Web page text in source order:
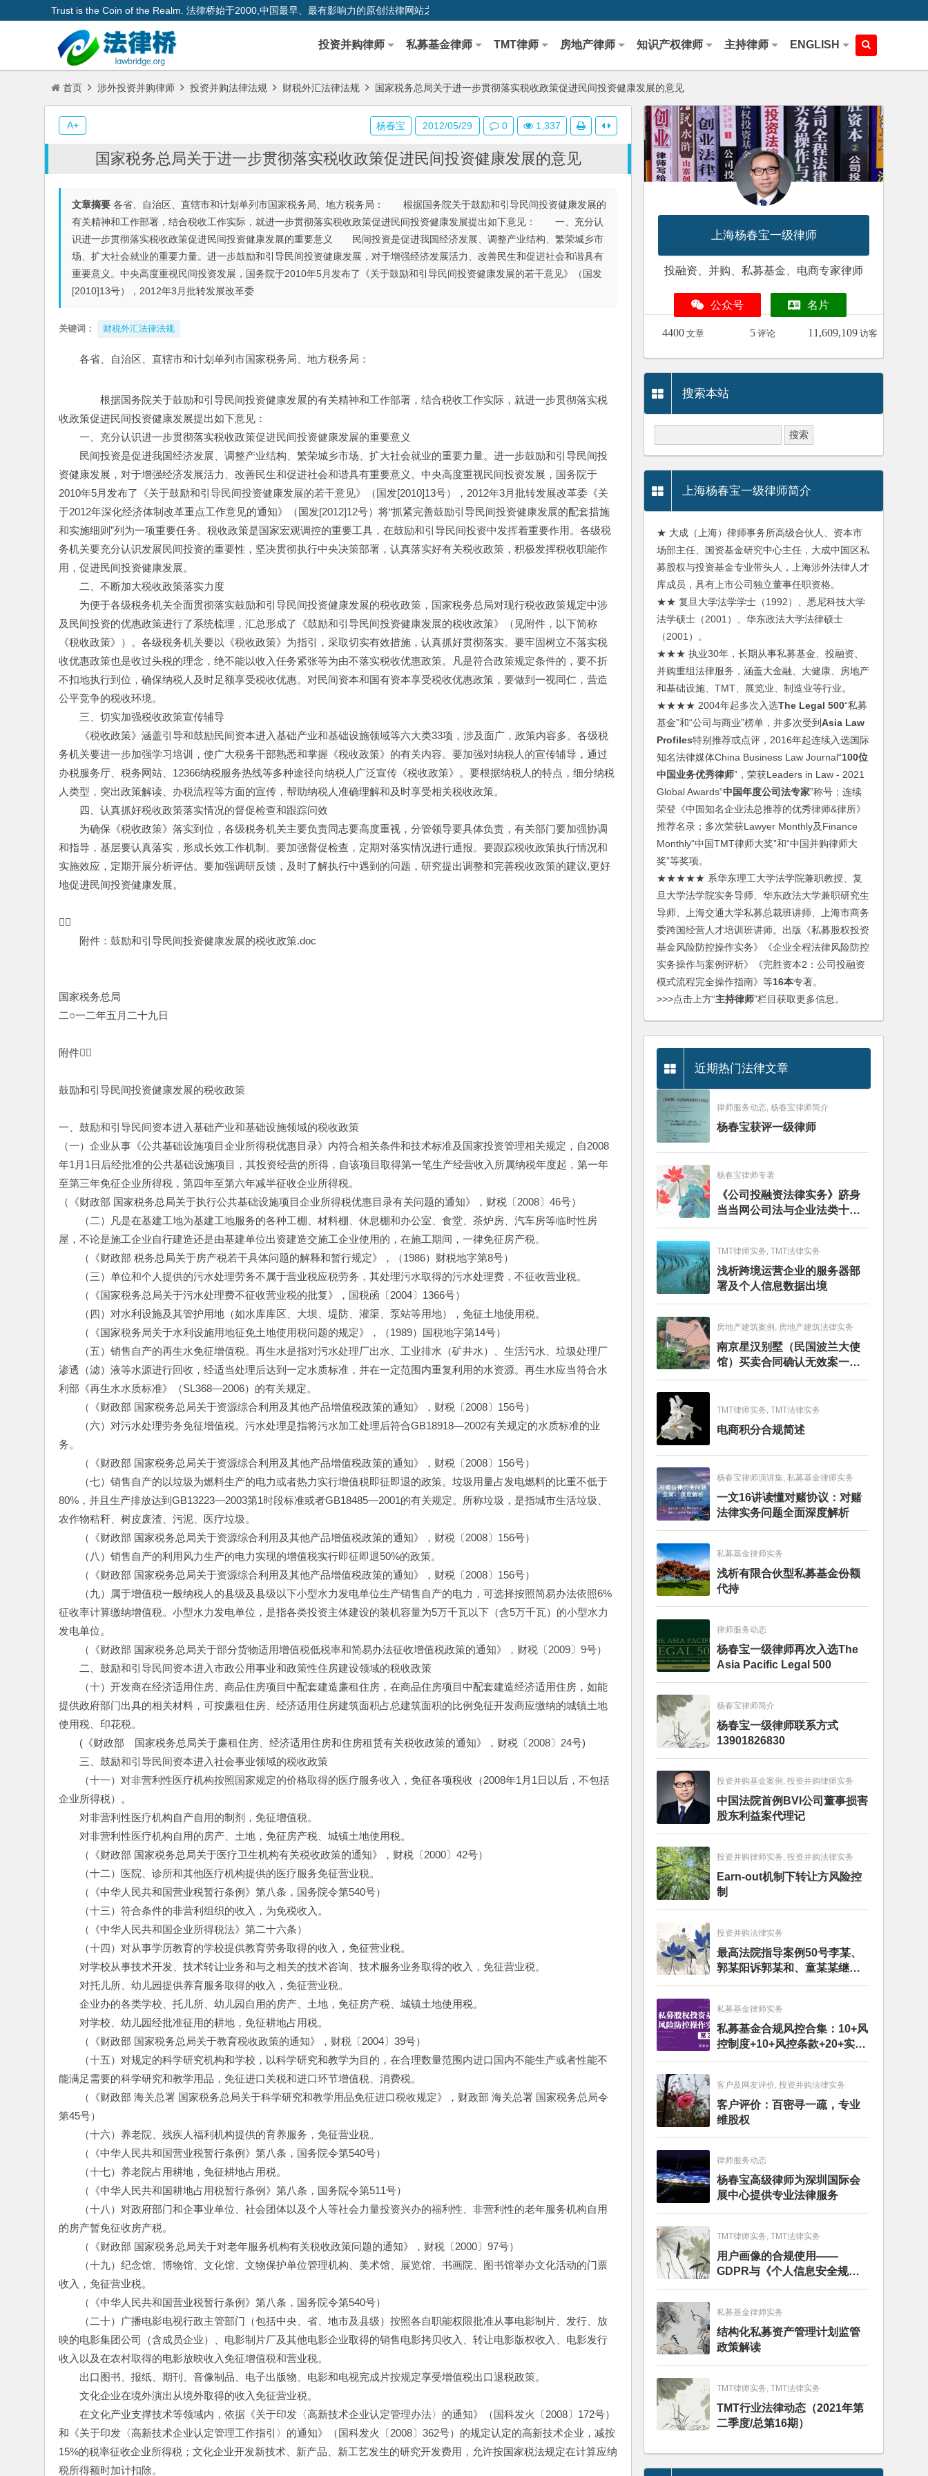
Trust is the Coin of the Realm. 法律桥始于2000,中国最早、最有影响力的原创法律网站之一
投资并购律师 私募基金律师 TMT律师 房地产律师 知识产权律师 主持律师 ENGLISH
首页 涉外投资并购律师 投资并购法律法规 财税外汇法律法规 国家税务总局关于进一步贯彻落实税收政策促进民间投资健康发展的意见
国家税务总局关于进一步贯彻落实税收政策促进民间投资健康发展的意见
文章摘要 各省、自治区、直辖市和计划单列市国家税务局、地方税务局： 根据国务院关于鼓励和引导民间投资健康发展的
有关精神和工作部署，结合税收工作实际，就进一步贯彻落实税收政策促进民间投资健康发展提出如下意见： 一、充分认
识进一步贯彻落实税收政策促进民间投资健康发展的重要意义 民间投资是促进我国经济发展、调整产业结构、繁荣城乡市
场、扩大社会就业的重要力量。进一步鼓励和引导民间投资健康发展，对于增强经济发展活力、改善民生和促进社会和谐具有
重要意义。中央高度重视民间投资发展，国务院于2010年5月发布了《关于鼓励和引导民间投资健康发展的若干意见》（国发
[2010]13号），2012年3月批转发展改革委
关键词： 财税外汇法律法规
各省、自治区、直辖市和计划单列市国家税务局、地方税务局：
根据国务院关于鼓励和引导民间投资健康发展的有关精神和工作部署，结合税收工作实际，就进一步贯彻落实税
收政策促进民间投资健康发展提出如下意见：
一、充分认识进一步贯彻落实税收政策促进民间投资健康发展的重要意义
民间投资是促进我国经济发展、调整产业结构、繁荣城乡市场、扩大社会就业的重要力量。进一步鼓励和引导民间投
资健康发展，对于增强经济发展活力、改善民生和促进社会和谐具有重要意义。中央高度重视民间投资发展，国务院于
2010年5月发布了《关于鼓励和引导民间投资健康发展的若干意见》（国发[2010]13号），2012年3月批转发展改革委《关
于2012年深化经济体制改革重点工作意见的通知》（国发[2012]12号）将“抓紧完善鼓励引导民间投资健康发展的配套措施
和实施细则”列为一项重要任务。税收政策是国家宏观调控的重要工具，在鼓励和引导民间投资中发挥着重要作用。各级税
务机关要充分认识发展民间投资的重要性，坚决贯彻执行中央决策部署，认真落实好有关税收政策，积极发挥税收职能作
用，促进民间投资健康发展。
二、不断加大税收政策落实力度
为便于各级税务机关全面贯彻落实鼓励和引导民间投资健康发展的税收政策，国家税务总局对现行税收政策规定中涉
及民间投资的优惠政策进行了系统梳理，汇总形成了《鼓励和引导民间投资健康发展的税收政策》（见附件，以下简称
《税收政策》）。各级税务机关要以《税收政策》为指引，采取切实有效措施，认真抓好贯彻落实。要牢固树立不落实税
收优惠政策也是收过头税的理念，绝不能以收入任务紧张等为由不落实税收优惠政策。凡是符合政策规定条件的，要不折
不扣地执行到位，确保纳税人及时足额享受税收优惠。对民间资本和国有资本享受税收优惠政策，要做到一视同仁，营造
公平竞争的税收环境。
三、切实加强税收政策宣传辅导
《税收政策》涵盖引导和鼓励民间资本进入基础产业和基础设施领域等六大类33项，涉及面广，政策内容多。各级税
务机关要进一步加强学习培训，使广大税务干部熟悉和掌握《税收政策》的有关内容。要加强对纳税人的宣传辅导，通过
办税服务厅、税务网站、12366纳税服务热线等多种途径向纳税人广泛宣传《税收政策》。要根据纳税人的特点，细分纳税
人类型，突出政策解读、办税流程等方面的宣传，帮助纳税人准确理解和及时享受相关税收政策。
四、认真抓好税收政策落实情况的督促检查和跟踪问效
为确保《税收政策》落实到位，各级税务机关主要负责同志要高度重视，分管领导要具体负责，有关部门要加强协调
和指导，基层要认真落实，形成长效工作机制。要加强督促检查，定期对落实情况进行通报。要跟踪税收政策执行情况和
实施效应，定期开展分析评估。要加强调研反馈，及时了解执行中遇到的问题，研究提出调整和完善税收政策的建议,更好
地促进民间投资健康发展。

附件：鼓励和引导民间投资健康发展的税收政策.doc
国家税务总局
二○一二年五月二十九日
附件
鼓励和引导民间投资健康发展的税收政策
一、鼓励和引导民间资本进入基础产业和基础设施领域的税收政策
（一）企业从事《公共基础设施项目企业所得税优惠目录》内符合相关条件和技术标准及国家投资管理相关规定，自2008
年1月1日后经批准的公共基础设施项目，其投资经营的所得，自该项目取得第一笔生产经营收入所属纳税年度起，第一年
至第三年免征企业所得税，第四年至第六年减半征收企业所得税。
（《财政部 国家税务总局关于执行公共基础设施项目企业所得税优惠目录有关问题的通知》，财税〔2008〕46号）
（二）凡是在基建工地为基建工地服务的各种工棚、材料棚、休息棚和办公室、食堂、茶炉房、汽车房等临时性房
屋，不论是施工企业自行建造还是由基建单位出资建造交施工企业使用的，在施工期间，一律免征房产税。
（《财政部 税务总局关于房产税若干具体问题的解释和暂行规定》，（1986）财税地字第8号）
（三）单位和个人提供的污水处理劳务不属于营业税应税劳务，其处理污水取得的污水处理费，不征收营业税。
（《国家税务总局关于污水处理费不征收营业税的批复》，国税函〔2004〕1366号）
（四）对水利设施及其管护用地（如水库库区、大坝、堤防、灌渠、泵站等用地），免征土地使用税。
（《国家税务局关于水利设施用地征免土地使用税问题的规定》，（1989）国税地字第14号）
（五）销售自产的再生水免征增值税。再生水是指对污水处理厂出水、工业排水（矿井水）、生活污水、垃圾处理厂
渗透（滤）液等水源进行回收，经适当处理后达到一定水质标准，并在一定范围内重复利用的水资源。再生水应当符合水
利部《再生水水质标准》（SL368—2006）的有关规定。
（《财政部 国家税务总局关于资源综合利用及其他产品增值税政策的通知》，财税〔2008〕156号）
（六）对污水处理劳务免征增值税。污水处理是指将污水加工处理后符合GB18918—2002有关规定的水质标准的业
务。
（《财政部 国家税务总局关于资源综合利用及其他产品增值税政策的通知》，财税〔2008〕156号）
（七）销售自产的以垃圾为燃料生产的电力或者热力实行增值税即征即退的政策。垃圾用量占发电燃料的比重不低于
80%，并且生产排放达到GB13223—2003第1时段标准或者GB18485—2001的有关规定。所称垃圾，是指城市生活垃圾、
农作物秸秆、树皮废渣、污泥、医疗垃圾。
（《财政部 国家税务总局关于资源综合利用及其他产品增值税政策的通知》，财税〔2008〕156号）
（八）销售自产的利用风力生产的电力实现的增值税实行即征即退50%的政策。
（《财政部 国家税务总局关于资源综合利用及其他产品增值税政策的通知》，财税〔2008〕156号）
（九）属于增值税一般纳税人的县级及县级以下小型水力发电单位生产销售自产的电力，可选择按照简易办法依照6%
征收率计算缴纳增值税。小型水力发电单位，是指各类投资主体建设的装机容量为5万千瓦以下（含5万千瓦）的小型水力
发电单位。
（《财政部 国家税务总局关于部分货物适用增值税低税率和简易办法征收增值税政策的通知》，财税〔2009〕9号）
二、鼓励和引导民间资本进入市政公用事业和政策性住房建设领域的税收政策
（十）开发商在经济适用住房、商品住房项目中配套建造廉租住房，在商品住房项目中配套建造经济适用住房，如能
提供政府部门出具的相关材料，可按廉租住房、经济适用住房建筑面积占总建筑面积的比例免征开发商应缴纳的城镇土地
使用税、印花税。
(《财政部　国家税务总局关于廉租住房、经济适用住房和住房租赁有关税收政策的通知》，财税〔2008〕24号)
三、鼓励和引导民间资本进入社会事业领域的税收政策
（十一）对非营利性医疗机构按照国家规定的价格取得的医疗服务收入，免征各项税收（2008年1月1日以后，不包括
企业所得税）。
对非营利性医疗机构自产自用的制剂，免征增值税。
对非营利性医疗机构自用的房产、土地，免征房产税、城镇土地使用税。
（《财政部 国家税务总局关于医疗卫生机构有关税收政策的通知》，财税〔2000〕42号）
（十二）医院、诊所和其他医疗机构提供的医疗服务免征营业税。
（《中华人民共和国营业税暂行条例》第八条，国务院令第540号）
（十三）符合条件的非营利组织的收入，为免税收入。
（《中华人民共和国企业所得税法》第二十六条）
（十四）对从事学历教育的学校提供教育劳务取得的收入，免征营业税。
对学校从事技术开发、技术转让业务和与之相关的技术咨询、技术服务业务取得的收入，免征营业税。
对托儿所、幼儿园提供养育服务取得的收入，免征营业税。
企业办的各类学校、托儿所、幼儿园自用的房产、土地，免征房产税、城镇土地使用税。
对学校、幼儿园经批准征用的耕地，免征耕地占用税。
（《财政部 国家税务总局关于教育税收政策的通知》，财税〔2004〕39号）
（十五）对规定的科学研究机构和学校，以科学研究和教学为目的，在合理数量范围内进口国内不能生产或者性能不
能满足需要的科学研究和教学用品，免征进口关税和进口环节增值税、消费税。
（《财政部 海关总署 国家税务总局关于科学研究和教学用品免征进口税收规定》，财政部 海关总署 国家税务总局令
第45号）
（十六）养老院、残疾人福利机构提供的育养服务，免征营业税。
（《中华人民共和国营业税暂行条例》第八条，国务院令第540号）
（十七）养老院占用耕地，免征耕地占用税。
（《中华人民共和国耕地占用税暂行条例》第八条，国务院令第511号）
（十八）对政府部门和企事业单位、社会团体以及个人等社会力量投资兴办的福利性、非营利性的老年服务机构自用
的房产暂免征收房产税。
（《财政部 国家税务总局关于对老年服务机构有关税收政策问题的通知》，财税〔2000〕97号）
（十九）纪念馆、博物馆、文化馆、文物保护单位管理机构、美术馆、展览馆、书画院、图书馆举办文化活动的门票
收入，免征营业税。
（《中华人民共和国营业税暂行条例》第八条，国务院令第540号）
（二十）广播电影电视行政主管部门（包括中央、省、地市及县级）按照各自职能权限批准从事电影制片、发行、放
映的电影集团公司（含成员企业）、电影制片厂及其他电影企业取得的销售电影拷贝收入、转让电影版权收入、电影发行
收入以及在农村取得的电影放映收入免征增值税和营业税。
出口图书、报纸、期刊、音像制品、电子出版物、电影和电视完成片按规定享受增值税出口退税政策。
文化企业在境外演出从境外取得的收入免征营业税。
在文化产业支撑技术等领域内，依据《关于印发〈高新技术企业认定管理办法〉的通知》（国科发火〔2008〕172号）
和《关于印发〈高新技术企业认定管理工作指引〉的通知》（国科发火〔2008〕362号）的规定认定的高新技术企业，减按
15%的税率征收企业所得税；文化企业开发新技术、新产品、新工艺发生的研究开发费用，允许按国家税法规定在计算应纳
税所得额时加计扣除。
杨春宝 2012/05/29 0 1,337
A+
上海杨春宝一级律师
投融资、并购、私募基金、电商专家律师
公众号 名片
4400 文章 5 评论 11,609,109 访客
搜索本站
上海杨春宝一级律师简介
★ 大成（上海）律师事务所高级合伙人、资本市
场部主任、国资基金研究中心主任，大成中国区私
募股权与投资基金专业带头人，上海涉外法律人才
库成员，具有上市公司独立董事任职资格。
★★ 复旦大学法学学士（1992）、悉尼科技大学
法学硕士（2001）、华东政法大学法律硕士
（2001）。
★★★ 执业30年，长期从事私募基金、投融资、
并购重组法律服务，涵盖大金融、大健康、房地产
和基础设施、TMT、展览业、制造业等行业。
★★★★ 2004年起多次入选The Legal 500“私募
基金”和“公司与商业”榜单，并多次受到Asia Law
Profiles特别推荐或点评，2016年起连续入选国际
知名法律媒体China Business Law Journal“100位
中国业务优秀律师”，荣获Leaders in Law - 2021
Global Awards“中国年度公司法专家”称号；连续
荣登《中国知名企业法总推荐的优秀律师&律所》
推荐名录；多次荣获Lawyer Monthly及Finance
Monthly“中国TMT律师大奖”和“中国并购律师大
奖”等奖项。
★★★★★ 系华东理工大学法学院兼职教授、复
旦大学法学院实务导师、华东政法大学兼职研究生
导师、上海交通大学私募总裁班讲师、上海市商务
委跨国经营人才培训班讲师。出版《私募股权投资
基金风险防控操作实务》《企业全程法律风险防控
实务操作与案例评析》《完胜资本2：公司投融资
模式流程完全操作指南》等16本专著。
>>>点击上方“主持律师”栏目获取更多信息。
近期热门法律文章
律师服务动态, 杨春宝律师简介
杨春宝获评一级律师
杨春宝律师专著
《公司投融资法律实务》跻身
当当网公司法与企业法类十大
畅销图书榜
TMT律师实务, TMT法律实务
浅析跨境运营企业的服务器部
署及个人信息数据出境
房地产建筑案例, 房地产建筑法律实务
南京星汉别墅（民国波兰大使
馆）买卖合同确认无效案一审
判决书
TMT律师实务, TMT法律实务
电商积分合规简述
杨春宝律师演讲集, 私募基金律师实务
一文16讲读懂对赌协议：对赌
法律实务问题全面深度解析
私募基金律师实务
浅析有限合伙型私募基金份额
代持
律师服务动态
杨春宝一级律师再次入选The
Asia Pacific Legal 500
杨春宝律师简介
杨春宝一级律师联系方式
13901826830
投资并购基金案例, 投资并购律师实务
中国法院首例BVI公司董事损害
股东利益案代理记
投资并购律师实务, 投资并购法律实务
Earn-out机制下转让方风险控
制
投资并购法律实务
最高法院指导案例50号李某、
郭某阳诉郭某和、童某某继承
纠纷案
私募基金律师实务
私募基金合规风控合集：10+风
控制度+10+风控条款+20+实务
文章+每月动态
客户及网友评价, 投资并购法律实务
客户评价：百密寻一疏，专业
维股权
律师服务动态
杨春宝高级律师为深圳国际会
展中心提供专业法律服务
TMT律师实务, TMT法律实务
用户画像的合规使用——
GDPR与《个人信息安全规
范》的比较分析
私募基金律师实务
结构化私募资产管理计划监管
政策解读
TMT律师实务, TMT法律实务
TMT行业法律动态（2021年第
二季度/总第16期）